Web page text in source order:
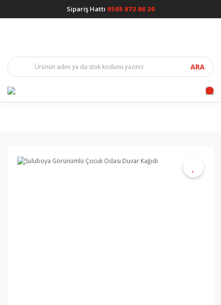
Sipariş Hattı 0505 872 86 20
ARA